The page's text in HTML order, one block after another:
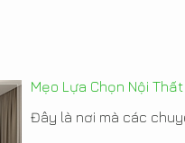
Mẹo Lựa Chọn Nội
Đây là nơi mà các